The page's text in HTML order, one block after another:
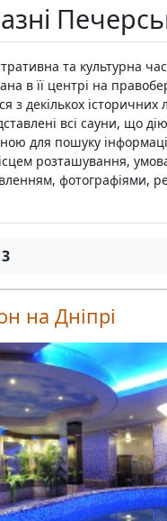
та культурна
в її центрі на
з декількох історичних
всі сауни, що
для пошуку
розташування,
фотографіями,
3
на Дніпрі